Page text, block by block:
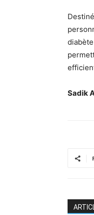
Sadik